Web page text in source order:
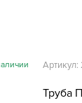
Труба
Артикул: